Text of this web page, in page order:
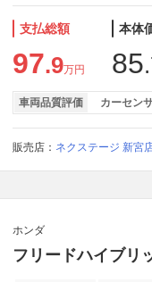
支払総額
97.9万円
本体
85
車両品質評価 カーセン
販売店： ネクステージ 新宮
ホンダ
フリードハイブリ